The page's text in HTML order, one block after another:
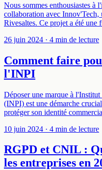
Nous sommes enthousiastes à
collaboration avec Innov'Tech,
Rivesaltes. Ce projet a été
26 juin 2024 · 4 min de lecture
Comment faire
l'INPI
Déposer une marque à
(INPI) est une démarche
protéger son identité
10 juin 2024 · 4 min de lecture
RGPD et CNIL :
les entreprises en